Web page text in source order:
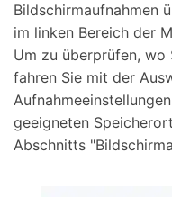
Bildschirmaufnahmen
im linken Bereich der
Um zu überprüfen, wo
fahren Sie mit der
geeigneten
Abschnitts